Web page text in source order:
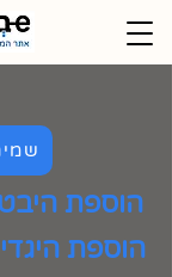
הוספת
הוספת